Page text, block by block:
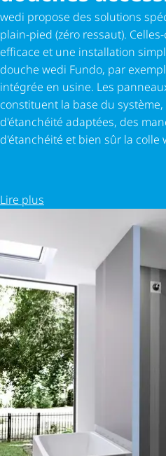
wedi propose des solutions
plain-pied (zéro ressaut).
efficace et une installation
douche wedi Fundo, par
intégrée en usine. Les
constituent la base du
d'étanchéité adaptées, des
d'étanchéité et bien sûr la colle
Lire plus